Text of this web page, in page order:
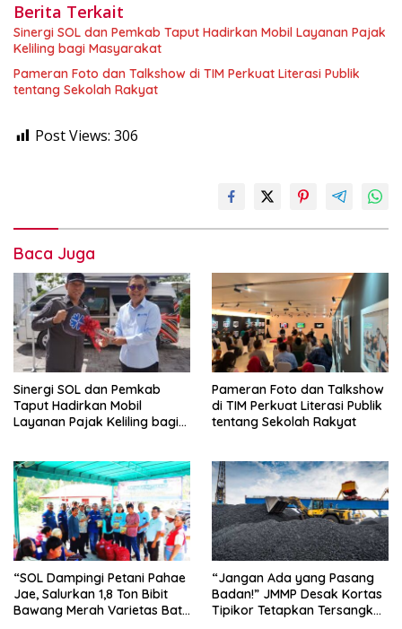
Berita Terkait
Sinergi SOL dan Pemkab Taput Hadirkan Mobil Layanan Pajak
Keliling bagi Masyarakat
Pameran Foto dan Talkshow di TIM Perkuat Literasi Publik
tentang Sekolah Rakyat
Post Views: 306
Baca Juga
Sinergi SOL dan Pemkab
Taput Hadirkan Mobil
Layanan Pajak Keliling bagi
Pameran Foto dan Talkshow
di TIM Perkuat Literasi Publik
tentang Sekolah Rakyat
“SOL Dampingi Petani Pahae
Jae, Salurkan 1,8 Ton Bibit
Bawang Merah Varietas Batu
“Jangan Ada yang Pasang
Badan!” JMMP Desak Kortas
Tipikor Tetapkan Tersangka